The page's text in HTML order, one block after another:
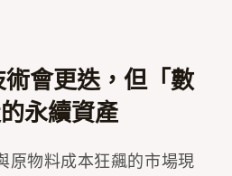
會更迭，但「數
永續資產
原物料成本狂飆的市場現